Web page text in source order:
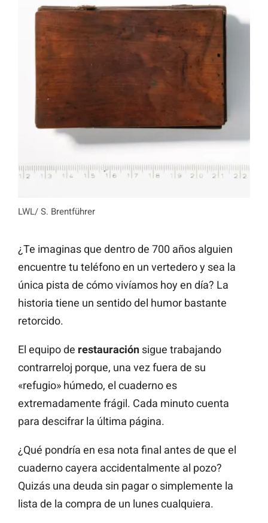
LWL/ S. Brentführer
¿Te imaginas que dentro de 700 años alguien
encuentre tu teléfono en un vertedero y sea la
única pista de cómo vivíamos hoy en día? La
historia tiene un sentido del humor bastante
retorcido.
El equipo de restauración sigue trabajando
contrarreloj porque, una vez fuera de su
«refugio» húmedo, el cuaderno es
extremadamente frágil. Cada minuto cuenta
para descifrar la última página.
¿Qué pondría en esa nota final antes de que el
cuaderno cayera accidentalmente al pozo?
Quizás una deuda sin pagar o simplemente la
lista de la compra de un lunes cualquiera.